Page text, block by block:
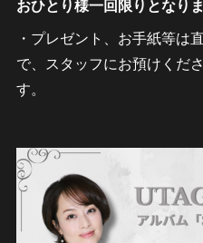
おひとり様一回限りとなりま
・プレゼント、お手紙等は
で、スタッフにお預けくだ
す。